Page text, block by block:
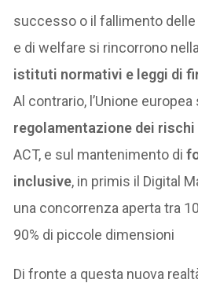
successo o il fallimento
e di welfare si rincorrono nella
istituti normativi e leggi di
Al contrario, l’Unione
regolamentazione dei rischi
ACT, e sul mantenimento di
inclusive, in primis il Digital
una concorrenza aperta tra
90% di piccole dimensioni
Di fronte a questa nuova